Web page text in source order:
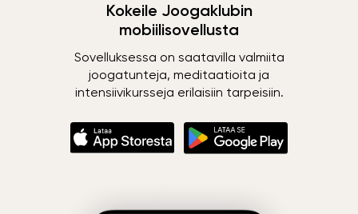
Kokeile Joogaklubin
mobiilisovellusta
Sovelluksessa on saatavilla valmiita
joogatunteja, meditaatioita ja
intensiivikursseja erilaisiin tarpeisiin.